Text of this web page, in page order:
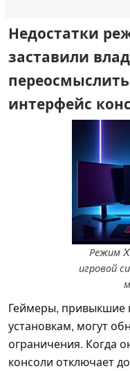
Недостатки
заставили
интерфейс
Режим
игровой
Геймеры,
установкам, могут
ограничения. Когда
консоли отключает